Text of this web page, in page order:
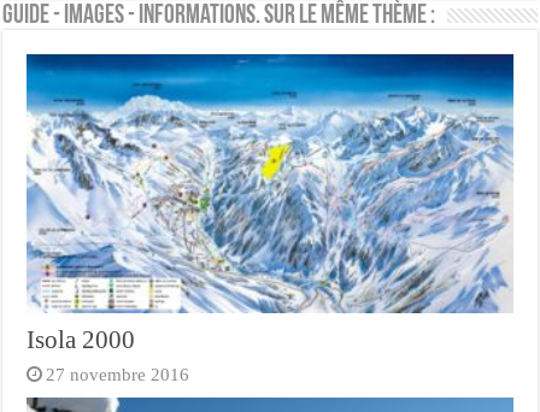
Guide - Images - Informations. Sur le même thème :
Isola 2000
27 novembre 2016